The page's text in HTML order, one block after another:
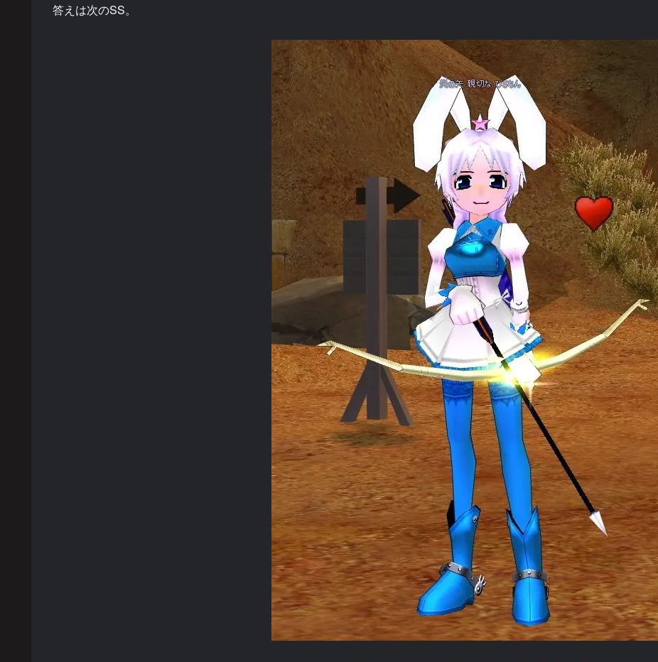
答えは次のSS。